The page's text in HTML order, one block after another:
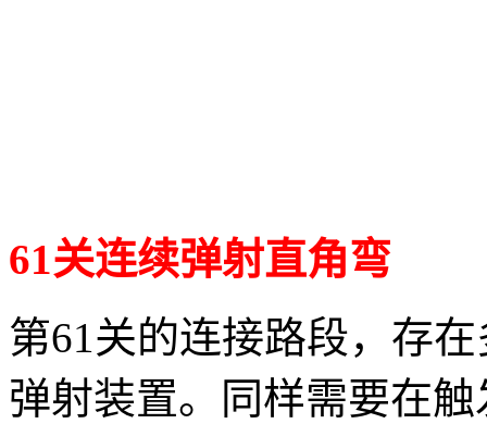
61关连续弹射直角弯
第61关的连接路段，存
弹射装置。同样需要在